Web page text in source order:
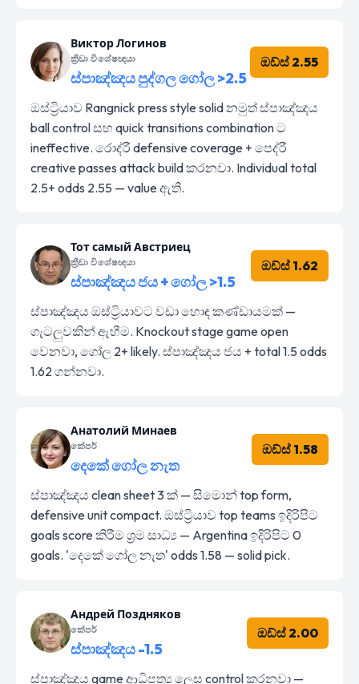
Виктор Логинов
ක්‍රීඩා විශේෂඥයා
ස්පාඤ්ඤය පුද්ගල ගෝල >2.5
ඔඩ්ස් 2.55
ඔස්ට්‍රියාව Rangnick press style solid නමුත් ස්පාඤ්ඤය
ball control සහ quick transitions combination ට
ineffective. රොද්රී defensive coverage + පෙද්රී
creative passes attack build කරනවා. Individual total
2.5+ odds 2.55 — value ඇති.
Тот самый Австриец
ක්‍රීඩා විශේෂඥයා
ස්පාඤ්ඤය ජය + ගෝල >1.5
ඔඩ්ස් 1.62
ස්පාඤ්ඤය ඔස්ට්‍රියාවට වඩා හොඳ කණ්ඩායමක් —
ගැටලුවකින් ඇහීම. Knockout stage game open
වෙනවා, ගෝල 2+ likely. ස්පාඤ්ඤය ජය + total 1.5 odds
1.62 ගන්නවා.
Анатолий Минаев
කේපර්
දෙකේ ගෝල නැත
ඔඩ්ස් 1.58
ස්පාඤ්ඤය clean sheet 3 ක් — සිමොන් top form,
defensive unit compact. ඔස්ට්‍රියාව top teams ඉදිරිපිට
goals score කිරීම ශ්‍රම සාධ්‍ය — Argentina ඉදිරිපිට 0
goals. 'දෙකේ ගෝල නැත' odds 1.58 — solid pick.
Андрей Поздняков
කේපර්
ස්පාඤ්ඤය -1.5
ඔඩ්ස් 2.00
ස්පාඤ්ඤය game ආධිපත්‍ය ලෙස control කරනවා —